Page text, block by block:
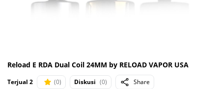
Reload E RDA Dual Coil 24MM by RELOAD VAPOR USA
Terjual 2 (0) Diskusi (0) Share